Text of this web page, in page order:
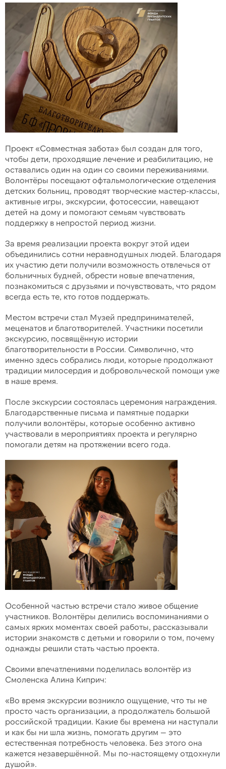
Проект «Совместная забота» был создан для того,
чтобы дети, проходящие лечение и реабилитацию, не
оставались один на один со своими переживаниями.
Волонтёры посещают офтальмологические отделения
детских больниц, проводят творческие мастер-классы,
активные игры, экскурсии, фотосессии, навещают
детей на дому и помогают семьям чувствовать
поддержку в непростой период жизни.
За время реализации проекта вокруг этой идеи
объединились сотни неравнодушных людей. Благодаря
их участию дети получили возможность отвлечься от
больничных будней, обрести новые впечатления,
познакомиться с друзьями и почувствовать, что рядом
всегда есть те, кто готов поддержать.
Местом встречи стал Музей предпринимателей,
меценатов и благотворителей. Участники посетили
экскурсию, посвящённую истории
благотворительности в России. Символично, что
именно здесь собрались люди, которые продолжают
традиции милосердия и добровольческой помощи уже
в наше время.
После экскурсии состоялась церемония награждения.
Благодарственные письма и памятные подарки
получили волонтёры, которые особенно активно
участвовали в мероприятиях проекта и регулярно
помогали детям на протяжении всего года.
Особенной частью встречи стало живое общение
участников. Волонтёры делились воспоминаниями о
самых ярких моментах своей работы, рассказывали
истории знакомств с детьми и говорили о том, почему
однажды решили стать частью проекта.
Своими впечатлениями поделилась волонтёр из
Смоленска Алина Киприч:
«Во время экскурсии возникло ощущение, что ты не
просто часть организации, а продолжатель большой
российской традиции. Какие бы времена ни наступали
и как бы ни шла жизнь, помогать другим — это
естественная потребность человека. Без этого она
кажется незавершённой. Мы по-настоящему отдохнули
душой».